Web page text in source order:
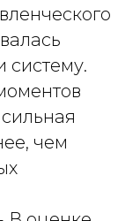
систему.
чем